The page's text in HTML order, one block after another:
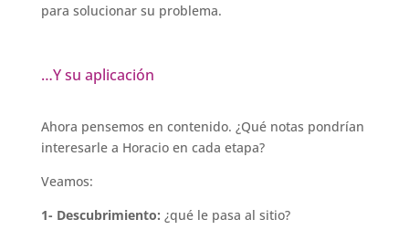
para solucionar su problema.
…Y su aplicación
Ahora pensemos en contenido. ¿Qué notas pondrían
interesarle a Horacio en cada etapa?
Veamos:
1- Descubrimiento: ¿qué le pasa al sitio?